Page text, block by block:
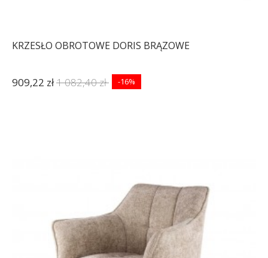
KRZESŁO OBROTOWE DORIS BRĄZOWE
909,22 zł1 082,40 zł -16%